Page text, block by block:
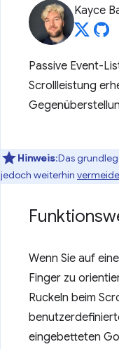
Kayce
Passive Event-
Scrollleistung
Hinweis:Das
jedoch weiterhin
Wenn Sie auf
Finger zu
Ruckeln beim
eingebetteten